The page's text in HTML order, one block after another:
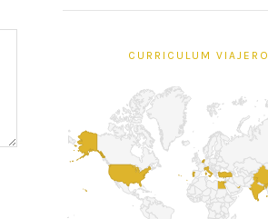
CURRICULUM VIAJERO